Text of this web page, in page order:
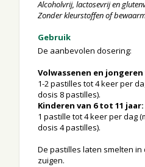
Alcoholvrij, lactosevrij en
Zonder kleurstoffen of
Gebruik
De aanbevolen dosering:
Volwassenen en jongeren
1-2 pastilles tot 4 keer per
dosis 8 pastilles).
Kinderen van 6 tot 11 jaar:
1 pastille tot 4 keer per dag
dosis 4 pastilles).
De pastilles laten smelten
zuigen.